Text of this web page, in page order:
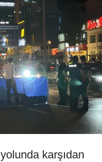
karşıdan